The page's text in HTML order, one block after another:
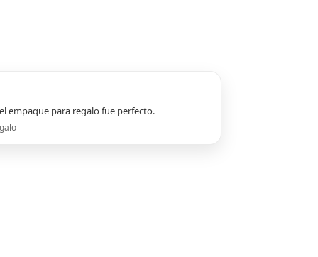
empaque para regalo fue perfecto.